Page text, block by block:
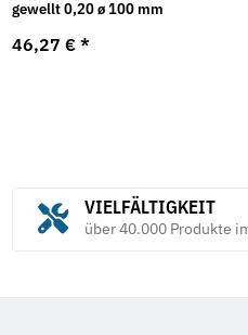
gewellt 0,20 ø 100 mm
46,27 €*
VIELFÄLTIGKEIT
über 40.000 Produkte